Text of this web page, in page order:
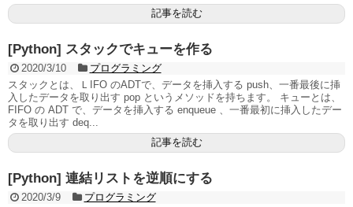
記事を読む
[Python] スタックでキューを作る
2020/3/10
プログラミング
スタックとは、ＬIFO のADTで、データを挿入する push、一番最後に挿
入したデータを取り出す pop というメソッドを持ちます。 キューとは、
FIFO の ADT で、データを挿入する enqueue 、一番最初に挿入したデー
タを取り出す deq...
記事を読む
[Python] 連結リストを逆順にする
2020/3/9
プログラミング